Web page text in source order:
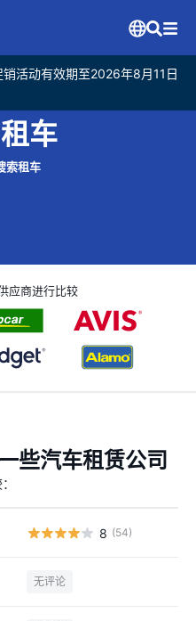
销活动有效期至2026年8月11日
车
索租车
应商进行比较
些汽车租赁公司
8 (54)
无评论